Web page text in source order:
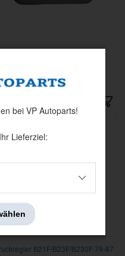
3517373
B21F/B23F/B230F 79-87
bei VP Autoparts!
Lieferziel: